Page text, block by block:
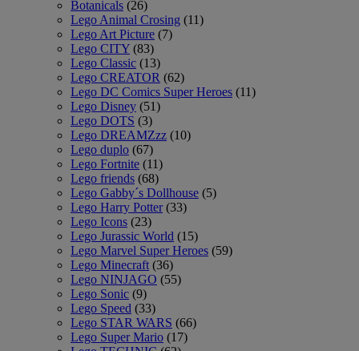
Botanicals (26)
Lego Animal Crosing (11)
Lego Art Picture (7)
Lego CITY (83)
Lego Classic (13)
Lego CREATOR (62)
Lego DC Comics Super Heroes (11)
Lego Disney (51)
Lego DOTS (3)
Lego DREAMZzz (10)
Lego duplo (67)
Lego Fortnite (11)
Lego friends (68)
Lego Gabby´s Dollhouse (5)
Lego Harry Potter (33)
Lego Icons (23)
Lego Jurassic World (15)
Lego Marvel Super Heroes (59)
Lego Minecraft (36)
Lego NINJAGO (55)
Lego Sonic (9)
Lego Speed (33)
Lego STAR WARS (66)
Lego Super Mario (17)